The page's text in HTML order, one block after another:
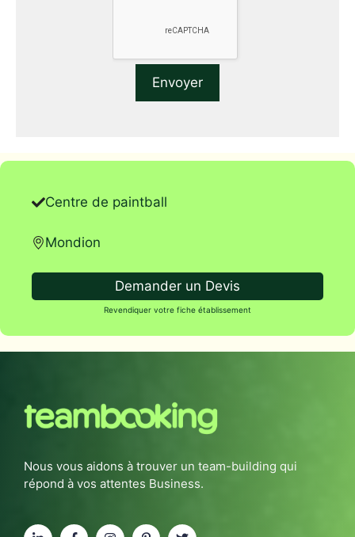
Centre de paintball
Mondion
Demander un Devis
Revendiquer votre fiche établissement
Nous vous aidons à trouver un team-building qui
répond à vos attentes Business.